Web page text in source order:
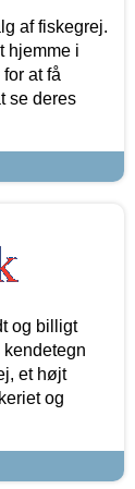
af fiskegrej.
hjemme i
at få
se deres
og billigt
kendetegn
et højt
og